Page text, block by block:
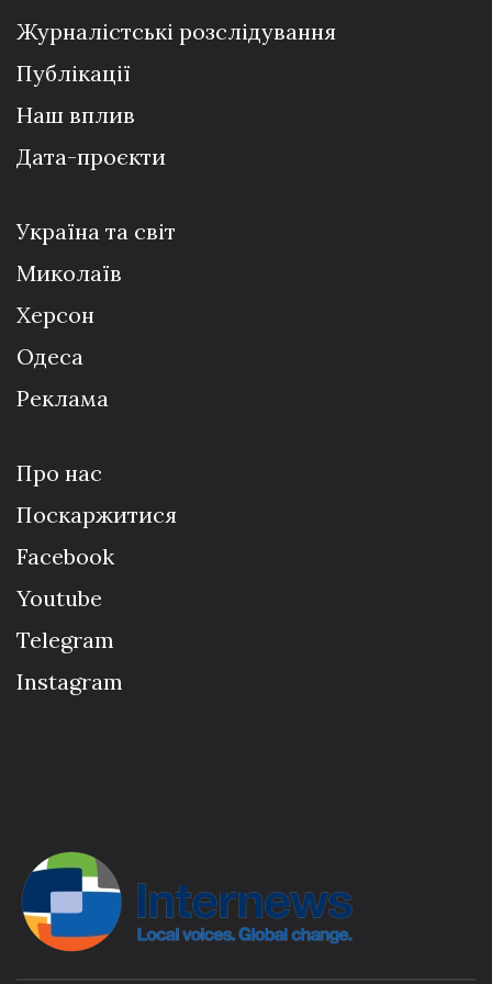
Журналістські розслідування
Публікації
Наш вплив
Дата-проєкти
Україна та світ
Миколаїв
Херсон
Одеса
Реклама
Про нас
Поскаржитися
Facebook
Youtube
Telegram
Instagram